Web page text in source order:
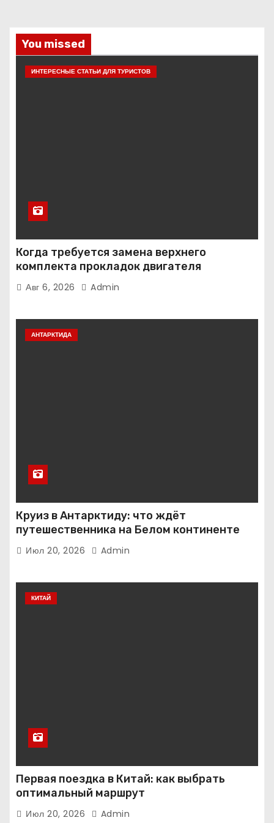
You missed
ИНТЕРЕСНЫЕ СТАТЬИ ДЛЯ ТУРИСТОВ
Когда требуется замена верхнего
комплекта прокладок двигателя
Авг 6, 2026 Admin
АНТАРКТИДА
Круиз в Антарктиду: что ждёт
путешественника на Белом континенте
Июл 20, 2026 Admin
КИТАЙ
Первая поездка в Китай: как выбрать
оптимальный маршрут
Июл 20, 2026 Admin